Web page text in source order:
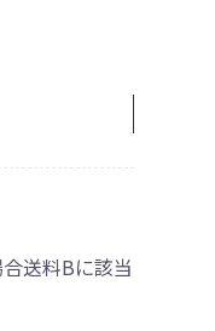
送料Bに該当